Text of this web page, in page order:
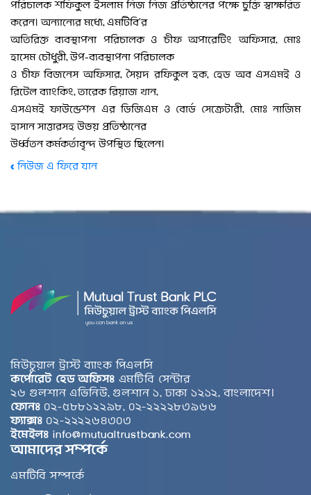
পরিচালক শফিকুল ইসলাম নিজ নিজ প্রতিষ্ঠানের পক্ষে চুক্তি স্বাক্ষরিত
করেন। অন্যান্যের মধ্যে, এমটিবি’র
অতিরিক্ত ব্যবস্থাপনা পরিচালক ও চীফ অপারেটিং অফিসার, মোঃ
হাসেম চৌধুরী, উপ-ব্যবস্থাপনা পরিচালক
ও চীফ বিজনেস অফিসার, সৈয়দ রফিকুল হক, হেড অব এসএমই ও
রিটেল ব্যাংকিং, তারেক রিয়াজ খান,
এসএমই ফাউন্ডেশন এর ডিজিএম ও বোর্ড সেক্রেটারী, মোঃ নাজিম
হাসান সাত্তারসহ উভয় প্রতিষ্ঠানের
উর্ধ্বতন কর্মকর্তাবৃন্দ উপস্থিত ছিলেন।
« নিউজ এ ফিরে যান
মিউচুয়াল ট্রাস্ট ব্যাংক পিএলসি
কর্পোরেট হেড অফিসঃ এমটিবি সেন্টার
২৬ গুলশান এভিনিউ, গুলশান ১, ঢাকা ১২১২, বাংলাদেশ।
ফোনঃ ০২-৫৮৮১২২৯৮, ০২-২২২২৮৩৯৬৬
ফ্যাক্সঃ ০২-২২২২৬৪৩০৩
ইমেইলঃ info@mutualtrustbank.com
আমাদের সম্পর্কে
এমটিবি সম্পর্কে